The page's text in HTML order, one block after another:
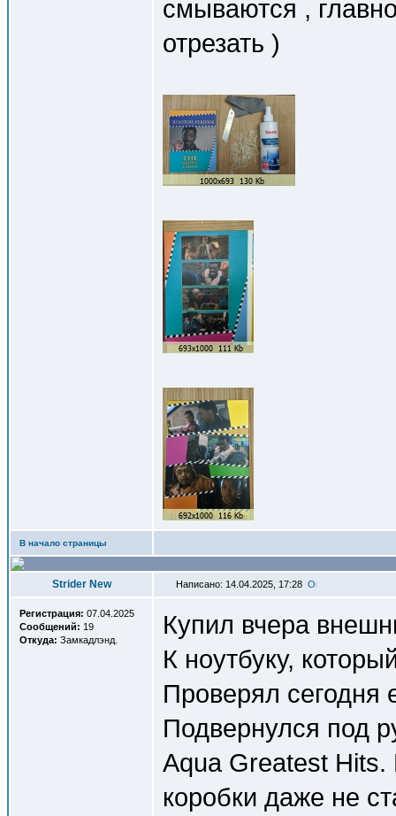
смываются ,
отрезать )
В начало страницы
Strider New Написано: 14.04.2025, 17:28
Регистрация: 07.04.2025
Сообщений: 19
Откуда: Замкадлэнд.
Купил вчера
К ноутбуку,
Проверял сегодня
Подвернулся под
Aqua Greatest Hits.
коробки даже не